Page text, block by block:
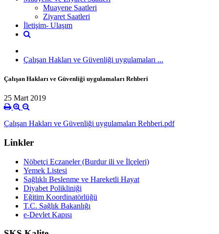
Muayene Saatleri
Ziyaret Saatleri
İletişim- Ulaşım
Çalışan Hakları ve Güvenliği uygulamaları ...
Çalışan Hakları ve Güvenliği uygulamaları Rehberi
25 Mart 2019
Çalışan Hakları ve Güvenliği uygulamaları Rehberi.pdf
Linkler
Nöbetçi Eczaneler (Burdur ili ve İlçeleri)
Yemek Listesi
Sağlıklı Beslenme ve Hareketli Hayat
Diyabet Polikliniği
Eğitim Koordinatörlüğü
T.C. Sağlık Bakanlığı
e-Devlet Kapısı